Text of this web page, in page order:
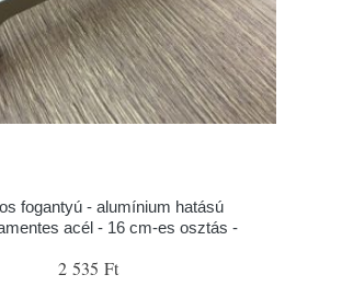
fogantyú - alumínium hatású
acél - 16 cm-es osztás -
2 535 Ft